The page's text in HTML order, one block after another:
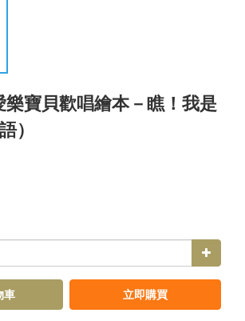
樂寶貝歡唱繪本－瞧！我是
）
車 立即購買